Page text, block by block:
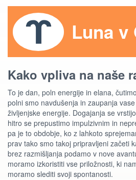
Luna v
Kako vpliva na naše
To je dan, poln energije in elana,
polni smo navdušenja in zaupanja
življenjske energije. Dogajanja se
hitro se prepustimo impulzivnim in
pa je to obdobje, ko z lahkoto
prav tako smo takoj pripravljeni začeti
brez razmišljanja podamo v nove
moramo izkoristiti vse priložnosti, ki
moramo slediti svoji spontanosti.